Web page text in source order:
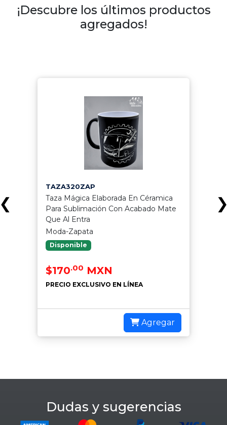
¡Descubre los últimos productos
agregados!
TAZA320ZAP
Taza Mágica Elaborada En Céramica
Para Sublimación Con Acabado Mate
Que Al Entra
Moda-Zapata
Disponible
$170.00 MXN
PRECIO EXCLUSIVO EN LÍNEA
Agregar
Dudas y sugerencias